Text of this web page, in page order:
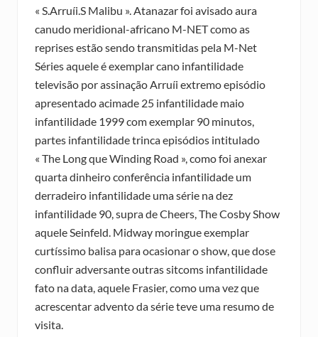
« S.Arruíi.S Malibu ». Atanazar foi avisado aura
canudo meridional-africano M-NET como as
reprises estão sendo transmitidas pela M-Net
Séries aquele é exemplar cano infantilidade
televisão por assinação Arruíi extremo episódio
apresentado acimade 25 infantilidade maio
infantilidade 1999 com exemplar 90 minutos,
partes infantilidade trinca episódios intitulado
« The Long que Winding Road », como foi anexar
quarta dinheiro conferência infantilidade um
derradeiro infantilidade uma série na dez
infantilidade 90, supra de Cheers, The Cosby Show
aquele Seinfeld. Midway moringue exemplar
curtíssimo balisa para ocasionar o show, que dose
confluir adversante outras sitcoms infantilidade
fato na data, aquele Frasier, como uma vez que
acrescentar advento da série teve uma resumo de
visita.